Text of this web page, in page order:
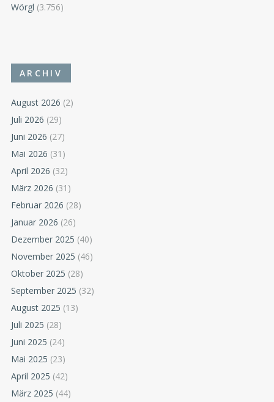
Wörgl (3.756)
ARCHIV
August 2026 (2)
Juli 2026 (29)
Juni 2026 (27)
Mai 2026 (31)
April 2026 (32)
März 2026 (31)
Februar 2026 (28)
Januar 2026 (26)
Dezember 2025 (40)
November 2025 (46)
Oktober 2025 (28)
September 2025 (32)
August 2025 (13)
Juli 2025 (28)
Juni 2025 (24)
Mai 2025 (23)
April 2025 (42)
März 2025 (44)